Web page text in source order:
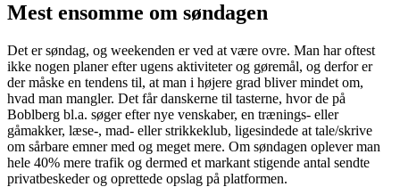
Mest ensomme om søndagen
Det er søndag, og weekenden er ved at være ovre. Man har oftest
ikke nogen planer efter ugens aktiviteter og gøremål, og derfor er
der måske en tendens til, at man i højere grad bliver mindet om,
hvad man mangler. Det får danskerne til tasterne, hvor de på
Boblberg bl.a. søger efter nye venskaber, en trænings- eller
gåmakker, læse-, mad- eller strikkeklub, ligesindede at tale/skrive
om sårbare emner med og meget mere. Om søndagen oplever man
hele 40% mere trafik og dermed et markant stigende antal sendte
privatbeskeder og oprettede opslag på platformen.